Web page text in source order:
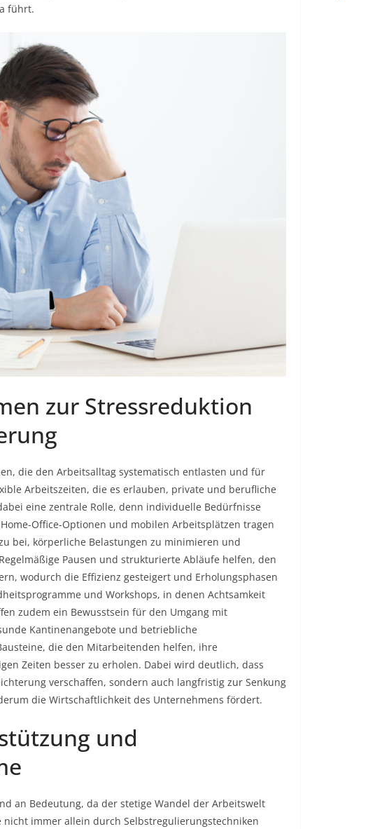
führt.
zur Stressreduktion
die den Arbeitsalltag systematisch entlasten und für
Arbeitszeiten, die es erlauben, private und berufliche
eine zentrale Rolle, denn individuelle Bedürfnisse
Office-Optionen und mobilen Arbeitsplätzen tragen
bei, körperliche Belastungen zu minimieren und
Pausen und strukturierte Abläufe helfen, den
wodurch die Effizienz gesteigert und Erholungsphasen
und Workshops, in denen Achtsamkeit
zudem ein Bewusstsein für den Umgang mit
Kantinenangebote und betriebliche
die den Mitarbeitenden helfen, ihre
Zeiten besser zu erholen. Dabei wird deutlich, dass
verschaffen, sondern auch langfristig zur Senkung
die Wirtschaftlichkeit des Unternehmens fördert.
und
an Bedeutung, da der stetige Wandel der Arbeitswelt
immer allein durch Selbstregulierungstechniken